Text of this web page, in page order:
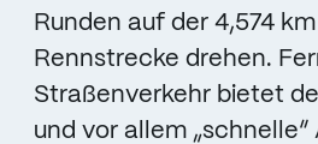
Runden auf der 4,574
Rennstrecke drehen.
Straßenverkehr bietet
und vor allem